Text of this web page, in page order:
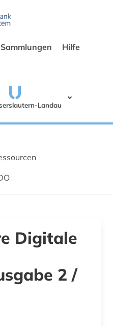
Sammlungen Hilfe
Landau
Digitale
2 /